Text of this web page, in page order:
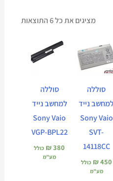
מציגים את כל ⁦6⁩ התוצאות
סוללה
נייד
Sony Vaio
SVT-
14118CC
₪450
כולל
מע"מ
סוללה
למחשב נייד
Sony Vaio
VGP-BPL22
₪380
כולל
מע"מ